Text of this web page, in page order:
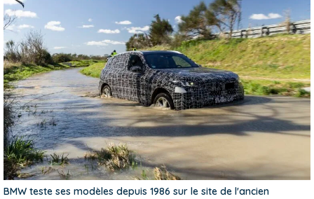
BMW teste ses modèles depuis 1986 sur le site de l'ancien